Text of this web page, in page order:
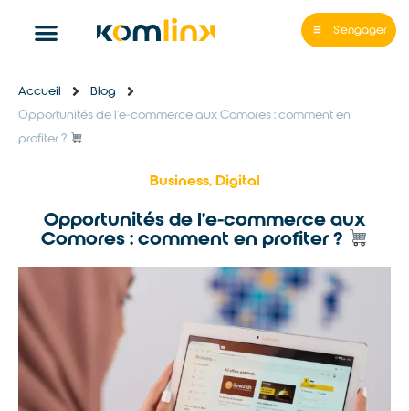
S'engager
Accueil
Blog
Opportunités de l’e-commerce aux Comores : comment en
profiter ?
Business, Digital
Opportunités de l’e-commerce aux
Comores : comment en profiter ?